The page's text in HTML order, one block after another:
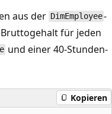
aus der DimEmployee-
für jeden
und einer 40-Stunden-
Kopieren